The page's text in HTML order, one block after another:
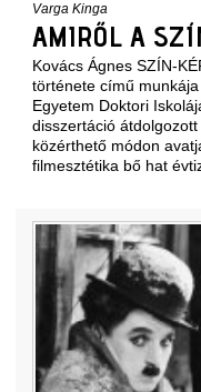
Varga Kinga
AMIRŐL A
Kovács Ágnes SZÍN-
története című
Egyetem Doktori
disszertáció
közérthető módon
filmesztétika bő hat